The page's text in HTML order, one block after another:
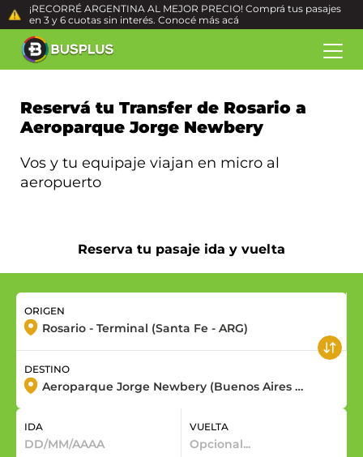
¡RECORRÉ ARGENTINA AL MEJOR PRECIO! Comprá tus pasajes
en 3 y 6 cuotas sin interés. Conocé más acá
Reservá tu Transfer de Rosario a
Aeroparque Jorge Newbery
Vos y tu equipaje viajan en micro al
aeropuerto
Reserva tu pasaje ida y vuelta
ORIGEN
DESTINO
IDA VUELTA